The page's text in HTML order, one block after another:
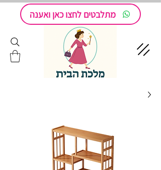
מתלבטים לחצו כאן ואענה